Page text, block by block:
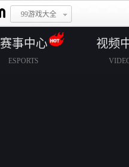
99游戏大全
赛事中心
ESPORTS
视频